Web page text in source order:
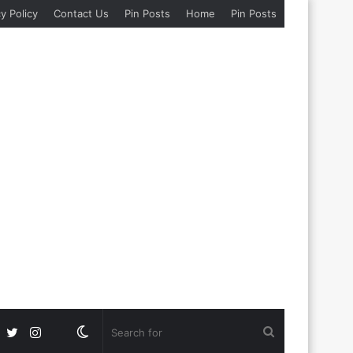
Policy Contact Us Pin Posts Home Pin Posts
Switch
Google
Instagram
Twitter
Facebook